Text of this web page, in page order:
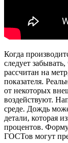
Когда
следует
рассчитан на
показателя.
от некоторых
воздействуют.
среде. Дождь
детали, которая
процентов.
ГОСТов могут